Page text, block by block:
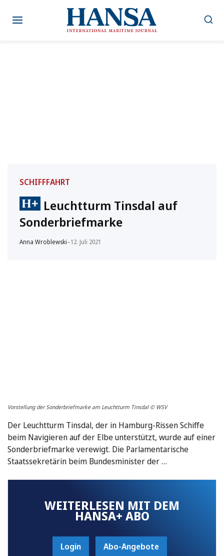
Inhalt
SCHIFFFAHRT
Leuchtturm Tinsdal auf
Sonderbriefmarke
Anna Wroblewski–12. Juli 2021
Vorstellung der Sonderbriefmarke am Leuchtturm Tinsdal © WSV
Der Leuchtturm Tinsdal, der in Hamburg-Rissen Schiffe
beim Navigieren auf der Elbe unterstützt, wurde auf einer
Sonderbriefmarke verewigt. Die Parlamentarische
Staatssekretärin beim Bundesminister der …
WEITERLESEN MIT DEM
HANSA+ ABO
Login Abo-Angebote